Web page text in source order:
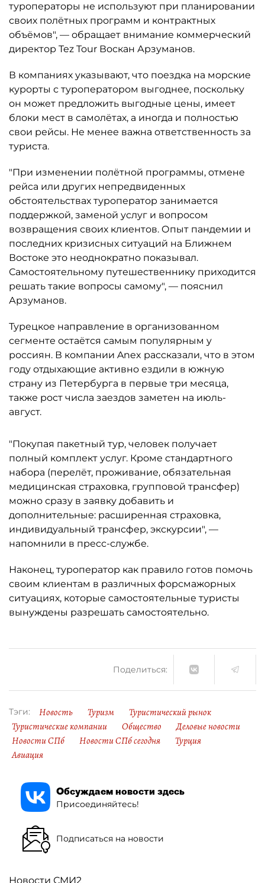
туроператоры не используют при планировании
своих полётных программ и контрактных
объёмов", — обращает внимание коммерческий
директор Tez Tour Воскан Арзуманов.
В компаниях указывают, что поездка на морские
курорты с туроператором выгоднее, поскольку
он может предложить выгодные цены, имеет
блоки мест в самолётах, а иногда и полностью
свои рейсы. Не менее важна ответственность за
туриста.
"При изменении полётной программы, отмене
рейса или других непредвиденных
обстоятельствах туроператор занимается
поддержкой, заменой услуг и вопросом
возвращения своих клиентов. Опыт пандемии и
последних кризисных ситуаций на Ближнем
Востоке это неоднократно показывал.
Самостоятельному путешественнику приходится
решать такие вопросы самому", — пояснил
Арзуманов.
Турецкое направление в организованном
сегменте остаётся самым популярным у
россиян. В компании Anex рассказали, что в этом
году отдыхающие активно ездили в южную
страну из Петербурга в первые три месяца,
также рост числа заездов заметен на июль-
август.
"Покупая пакетный тур, человек получает
полный комплект услуг. Кроме стандартного
набора (перелёт, проживание, обязательная
медицинская страховка, групповой трансфер)
можно сразу в заявку добавить и
дополнительные: расширенная страховка,
индивидуальный трансфер, экскурсии", —
напомнили в пресс-службе.
Наконец, туроператор как правило готов помочь
своим клиентам в различных форсмажорных
ситуациях, которые самостоятельные туристы
вынуждены разрешать самостоятельно.
Поделиться:
Тэги: Новость Туризм
Туристический рынок
Туристические компании
Общество
Деловые новости
Новости СПб
Новости СПб сегодня
Турция
Авиация
Обсуждаем новости здесь
Присоединяйтесь!
Подписаться на новости
Новости СМИ2